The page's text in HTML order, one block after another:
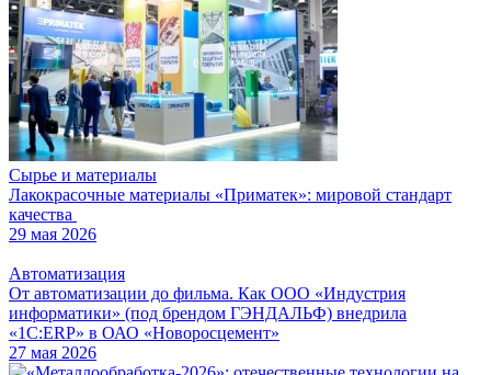
Сырье и материалы
Лакокрасочные материалы «Приматек»: мировой стандарт
качества
29 мая 2026
Автоматизация
От автоматизации до фильма. Как ООО «Индустрия
информатики» (под брендом ГЭНДАЛЬФ) внедрила
«1С:ERP» в ОАО «Новоросцемент»
27 мая 2026